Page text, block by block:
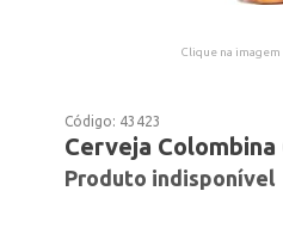
Clique na imagem
Código: 43423
Cerveja
Produto indisponível